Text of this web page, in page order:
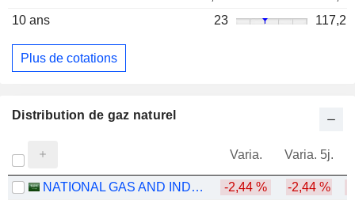
10 ans
23 117,2
Plus de cotations
Distribution de gaz naturel
Varia. Varia. 5j.
NATIONAL GAS AND INDUSTRIALIZATION COMPANY -2,44 % -2,44 %